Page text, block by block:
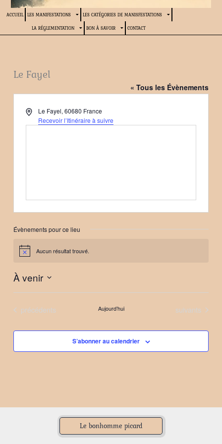
ACCUEIL LES MANIFESTATIONS LES CATÉGORIES DE MANISFESTATIONS
LA RÉGLEMENTATION BON À SAVOIR CONTACT
Le Fayel
« Tous les Évènements
AdresseLe Fayel, 60680 France
Recevoir l’Itinéraire à suivre
Évènements pour ce lieu
Notice Aucun résultat trouvé.
À venir
Sélectionnez
date.Évènements
précédents Aujourd’hui Évènements
suivants
S’abonner au calendrier
Le bonhomme picard